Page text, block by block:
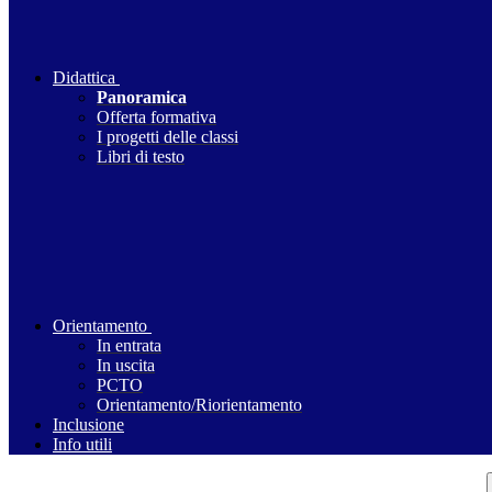
Didattica
Panoramica
Offerta formativa
I progetti delle classi
Libri di testo
Orientamento
In entrata
In uscita
PCTO
Orientamento/Riorientamento
Inclusione
Info utili